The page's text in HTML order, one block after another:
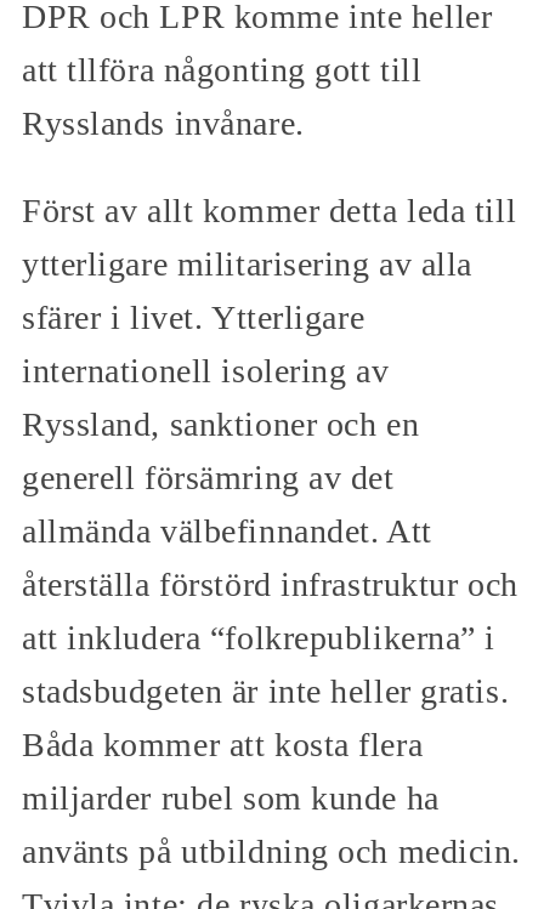
DPR och LPR komme inte heller
att tllföra någonting gott till
Rysslands invånare.
Först av allt kommer detta leda till
ytterligare militarisering av alla
sfärer i livet. Ytterligare
internationell isolering av
Ryssland, sanktioner och en
generell försämring av det
allmända välbefinnandet. Att
återställa förstörd infrastruktur och
att inkludera “folkrepublikerna” i
stadsbudgeten är inte heller gratis.
Båda kommer att kosta flera
miljarder rubel som kunde ha
använts på utbildning och medicin.